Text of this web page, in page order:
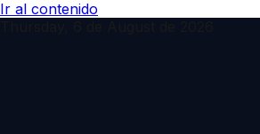
Ir al contenido